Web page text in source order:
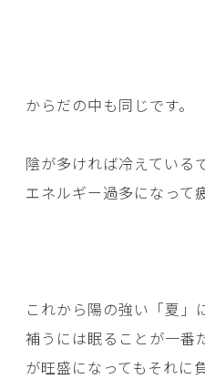
からだの中も同じです。
陰が多ければ冷えている
エネルギー過多になって
これから陽の強い「夏」
補うには眠ることが一番
が旺盛になってもそれに